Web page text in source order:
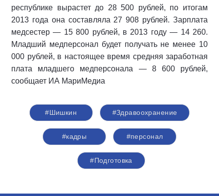
республике вырастет до 28 500 рублей, по итогам
2013 года она составляла 27 908 рублей. Зарплата
медсестер — 15 800 рублей, в 2013 году — 14 260.
Младший медперсонал будет получать не менее 10
000 рублей, в настоящее время средняя заработная
плата младшего медперсонала — 8 600 рублей,
сообщает ИА МариМедиа
#Шишкин #Здравоохранение
#кадры #персонал
#Подготовка